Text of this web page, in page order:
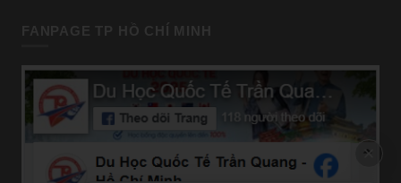
FANPAGE TP HỒ CHÍ MINH